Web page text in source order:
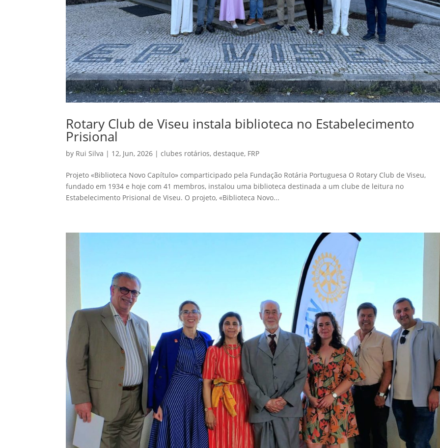
Rotary Club de Viseu instala biblioteca no Estabelecimento
Prisional
by Rui Silva | 12, Jun, 2026 |clubes rotários,destaque, FRP
Projeto «Biblioteca Novo Capítulo» comparticipado pela Fundação Rotária Portuguesa O Rotary Club de Viseu,
fundado em 1934 e hoje com 41 membros, instalou uma biblioteca destinada a um clube de leitura no
Estabelecimento Prisional de Viseu. O projeto, «Biblioteca Novo...